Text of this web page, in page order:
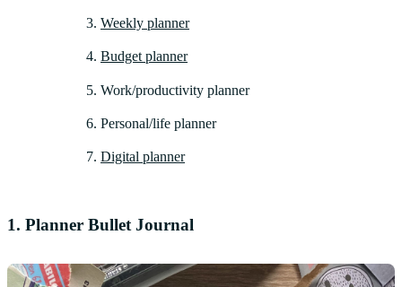
Weekly planner
Budget planner
Work/productivity planner
Personal/life planner
Digital planner
1. Planner Bullet Journal